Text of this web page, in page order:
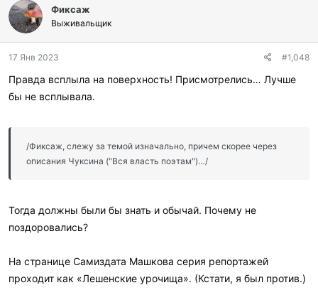
а
г
о
а
и
л
Фиксаж
Выживальщик
17 Янв 2023 #1,048
Правда всплыла на поверхность! Присмотрелись… Лучше
бы не всплывала.
/Фиксаж, слежу за темой изначально, причем скорее через
описания Чуксина ("Вся власть поэтам")…/
Тогда должны были бы знать и обычай. Почему не
поздоровались?
На странице Самиздата Машкова серия репортажей
проходит как «Лешенские урочища». (Кстати, я был против.)